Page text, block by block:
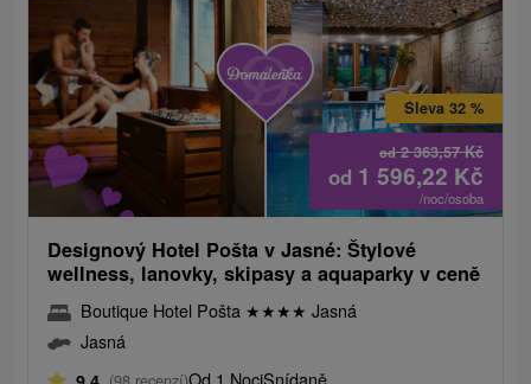
od2 363,57Kč
Sleva 32 %
od 1 596,22 Kč
/noc/osoba
Designový Hotel Pošta v Jasné: Štylové
wellness, lanovky, skipasy a aquaparky v ceně
Boutique Hotel Pošta ★★★★ Jasná
Jasná
Od 1 NociSnídaně